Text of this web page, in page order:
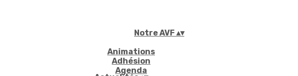
Notre AVF ▴▾
Animations
Adhésion
Agenda